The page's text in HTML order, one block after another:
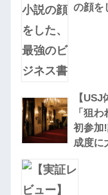
の顔を
【
「狙
初参加
成度に